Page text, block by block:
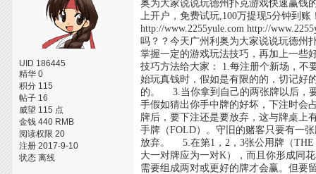
UID 186445
精华 0
积分 115
帖子 16
威望 115 点
金钱 440 RMB
阅读权限 20
注册 2017-9-10
状态 离线
奥为大家说说玩德州扑克游戏快速赢
上开户，免费试玩,100万提现5分钟到账
http://www.2255yule.com http://
吗？？今天广州利奥为大家说说玩德
掌握一定的游戏玩法技巧，再加上一些
技巧方法给大家： 1.每注册个新场，
始玩真钱时，假如是有限的的，切记好
的。 3.当你拿到自己的两张牌以后，
手假如猜出你手中牌的好坏，下注时会
牌后，要下注还是要放弃，这与牌桌上
手牌（FOLD）。守旧的赌客只要有一
放弃。 5.在第1，2，3张公用牌（THE
大一对牌应为一对K），而且你形成同
需要组成两对或更好的牌才会赢。但要